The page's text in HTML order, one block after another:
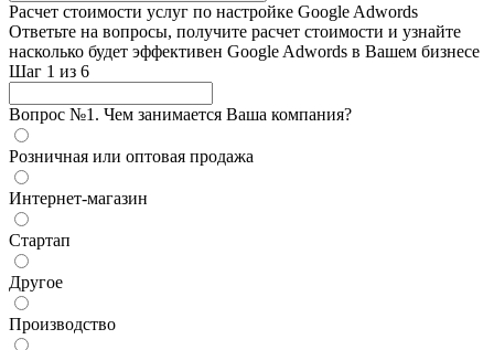
Расчет стоимости услуг по настройке Google Adwords
Ответьте на вопросы, получите расчет стоимости и узнайте
насколько будет эффективен Google Adwords в Вашем бизнесе
Шаг 1 из 6
Вопрос №1. Чем занимается Ваша компания?
Розничная или оптовая продажа
Интернет-магазин
Стартап
Другое
Производство